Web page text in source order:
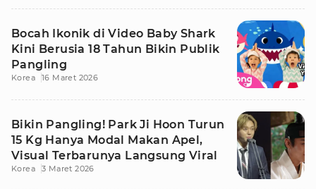
Bocah Ikonik di Video Baby Shark
Kini Berusia 18 Tahun Bikin Publik
Pangling
Korea 16 Maret 2026
Bikin Pangling! Park Ji Hoon Turun
15 Kg Hanya Modal Makan Apel,
Visual Terbarunya Langsung Viral
Korea 3 Maret 2026